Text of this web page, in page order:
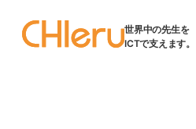
世界中の先生を
ICTで支えます。